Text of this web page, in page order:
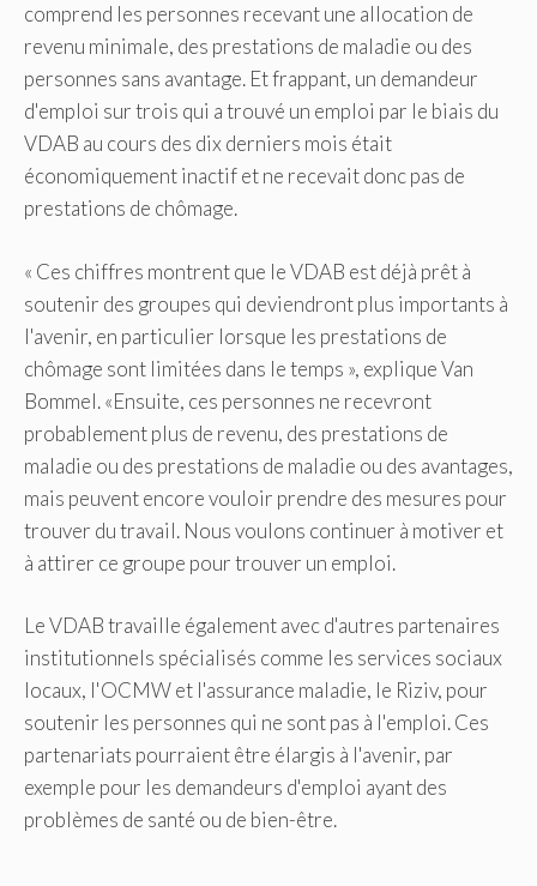
comprend les personnes recevant une allocation de
revenu minimale, des prestations de maladie ou des
personnes sans avantage. Et frappant, un demandeur
d'emploi sur trois qui a trouvé un emploi par le biais du
VDAB au cours des dix derniers mois était
économiquement inactif et ne recevait donc pas de
prestations de chômage.
« Ces chiffres montrent que le VDAB est déjà prêt à
soutenir des groupes qui deviendront plus importants à
l'avenir, en particulier lorsque les prestations de
chômage sont limitées dans le temps », explique Van
Bommel. «Ensuite, ces personnes ne recevront
probablement plus de revenu, des prestations de
maladie ou des prestations de maladie ou des avantages,
mais peuvent encore vouloir prendre des mesures pour
trouver du travail. Nous voulons continuer à motiver et
à attirer ce groupe pour trouver un emploi.
Le VDAB travaille également avec d'autres partenaires
institutionnels spécialisés comme les services sociaux
locaux, l'OCMW et l'assurance maladie, le Riziv, pour
soutenir les personnes qui ne sont pas à l'emploi. Ces
partenariats pourraient être élargis à l'avenir, par
exemple pour les demandeurs d'emploi ayant des
problèmes de santé ou de bien-être.